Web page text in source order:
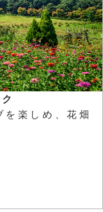
を楽しめ、花畑